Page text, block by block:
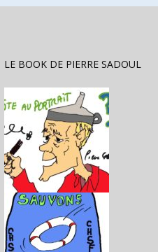
LE BOOK DE PIERRE SADOUL